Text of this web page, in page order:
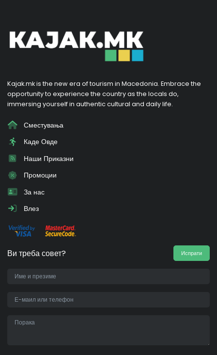
Kajak.mk is the new era of tourism in Macedonia. Embrace the
opportunity to experience the country as the locals do,
immersing yourself in authentic cultural and daily life.
Сместувања
Каде Овде
Наши Приказни
Промоции
За нас
Влез
Ви треба совет? Испрати